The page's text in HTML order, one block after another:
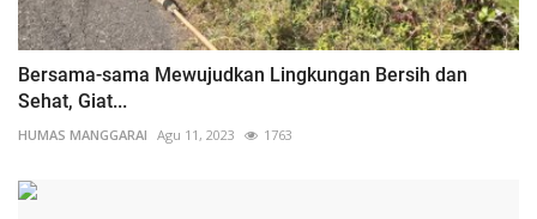
Bersama-sama Mewujudkan Lingkungan Bersih dan
Sehat, Giat...
HUMAS MANGGARAI Agu 11, 2023 1763